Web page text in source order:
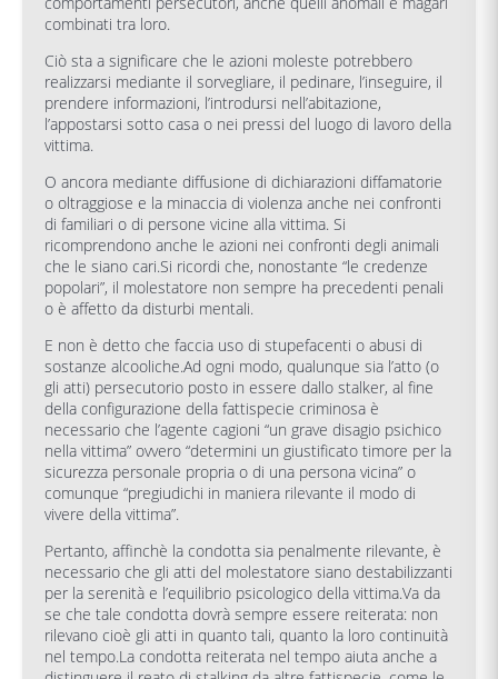
combinati tra loro.
Ciò sta a significare che le azioni moleste potrebbero
realizzarsi mediante il sorvegliare, il pedinare, l’inseguire, il
prendere informazioni, l’introdursi nell’abitazione,
l’appostarsi sotto casa o nei pressi del luogo di lavoro della
vittima.
O ancora mediante diffusione di dichiarazioni diffamatorie
o oltraggiose e la minaccia di violenza anche nei confronti
di familiari o di persone vicine alla vittima. Si
ricomprendono anche le azioni nei confronti degli animali
che le siano cari.Si ricordi che, nonostante “le credenze
popolari”, il molestatore non sempre ha precedenti penali
o è affetto da disturbi mentali.
E non è detto che faccia uso di stupefacenti o abusi di
sostanze alcooliche.Ad ogni modo, qualunque sia l’atto (o
gli atti) persecutorio posto in essere dallo stalker, al fine
della configurazione della fattispecie criminosa è
necessario che l’agente cagioni “un grave disagio psichico
nella vittima” ovvero “determini un giustificato timore per la
sicurezza personale propria o di una persona vicina” o
comunque “pregiudichi in maniera rilevante il modo di
vivere della vittima”.
Pertanto, affinchè la condotta sia penalmente rilevante, è
necessario che gli atti del molestatore siano destabilizzanti
per la serenità e l’equilibrio psicologico della vittima.Va da
se che tale condotta dovrà sempre essere reiterata: non
rilevano cioè gli atti in quanto tali, quanto la loro continuità
nel tempo.La condotta reiterata nel tempo aiuta anche a